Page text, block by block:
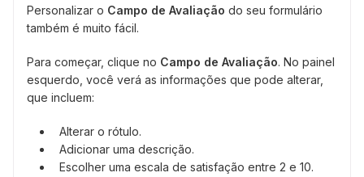
Personalizar o Campo de Avaliação do seu formulário
também é muito fácil.
Para começar, clique no Campo de Avaliação. No painel
esquerdo, você verá as informações que pode alterar,
que incluem:
Alterar o rótulo.
Adicionar uma descrição.
Escolher uma escala de satisfação entre 2 e 10.